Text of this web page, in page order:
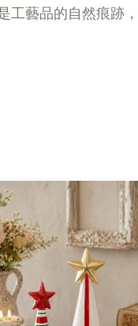
藝品的自然痕跡